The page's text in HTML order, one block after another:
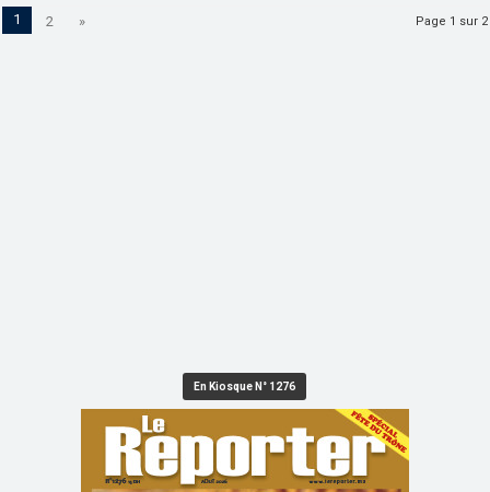
Page 1 sur 2
1 2 »
En Kiosque N° 1276